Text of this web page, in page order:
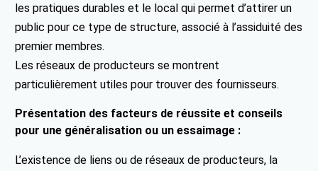
les pratiques durables et le local qui permet d’attirer un
public pour ce type de structure, associé à l’assiduité des
premier membres.
Les réseaux de producteurs se montrent
particulièrement utiles pour trouver des fournisseurs.
Présentation des facteurs de réussite et conseils
pour une généralisation ou un essaimage :
L’existence de liens ou de réseaux de producteurs, la